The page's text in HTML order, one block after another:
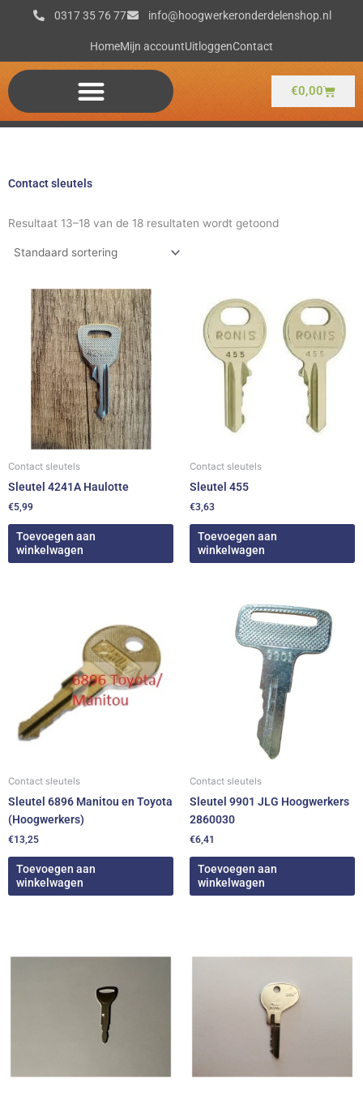
inhoud
0317 35 76 77 info@hoogwerkeronderdelenshop.nl
HomeMijn accountUitloggenContact
€0,00
Contact sleutels
Resultaat 13–18 van de 18 resultaten wordt getoond
Contact sleutels
Sleutel 4241A Haulotte
€5,99
Toevoegen aan
winkelwagen
Contact sleutels
Sleutel 455
€3,63
Toevoegen aan
winkelwagen
Contact sleutels
Sleutel 6896 Manitou en Toyota
(Hoogwerkers)
€13,25
Toevoegen aan
winkelwagen
Contact sleutels
Sleutel 9901 JLG Hoogwerkers
2860030
€6,41
Toevoegen aan
winkelwagen